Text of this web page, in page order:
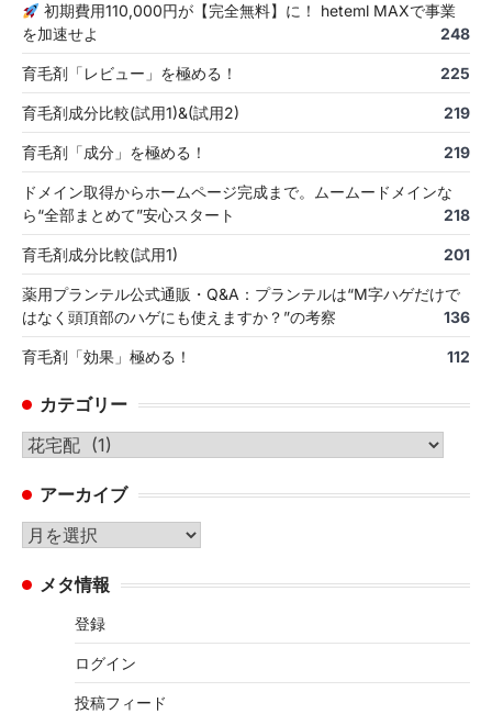
初期費用110,000円が【完全無料】に！ heteml MAXで事業
を加速せよ
248
育毛剤「レビュー」を極める！ 225
育毛剤成分比較(試用1)&(試用2) 219
育毛剤「成分」を極める！ 219
ドメイン取得からホームページ完成まで。ムームードメインな
ら“全部まとめて”安心スタート
218
育毛剤成分比較(試用1) 201
薬用プランテル公式通販・Q&A：プランテルは“M字ハゲだけで
はなく頭頂部のハゲにも使えますか？”の考察
136
育毛剤「効果」極める！ 112
カテゴリー
カ
ゴ
リ
ー
アーカイブ
ア
カ メタ情報
登録
ログイン
投稿フィード